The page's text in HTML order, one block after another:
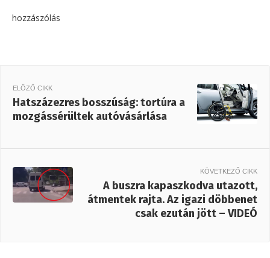
hozzászólás
ELŐZŐ CIKK
Hatszázezres bosszúság: tortúra a
mozgássérültek autóvásárlása
KÖVETKEZŐ CIKK
A buszra kapaszkodva utazott,
átmentek rajta. Az igazi döbbenet
csak ezután jött – VIDEÓ